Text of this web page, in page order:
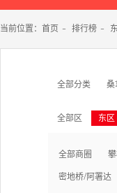
当前位置： 首页 - 排行榜 -
全部分类 桑
全部区 东区
全部商圈
密地桥/阿署达